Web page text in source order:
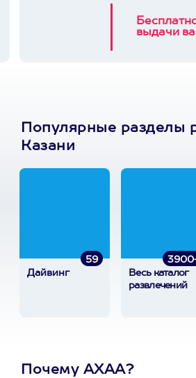
выдачи
Популярные разделы
Казани
59
Дайвинг
Весь каталог
развлечений
Почему АХАА?